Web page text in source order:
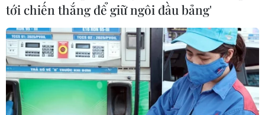
tới chiến thắng để giữ ngôi đầu bảng'